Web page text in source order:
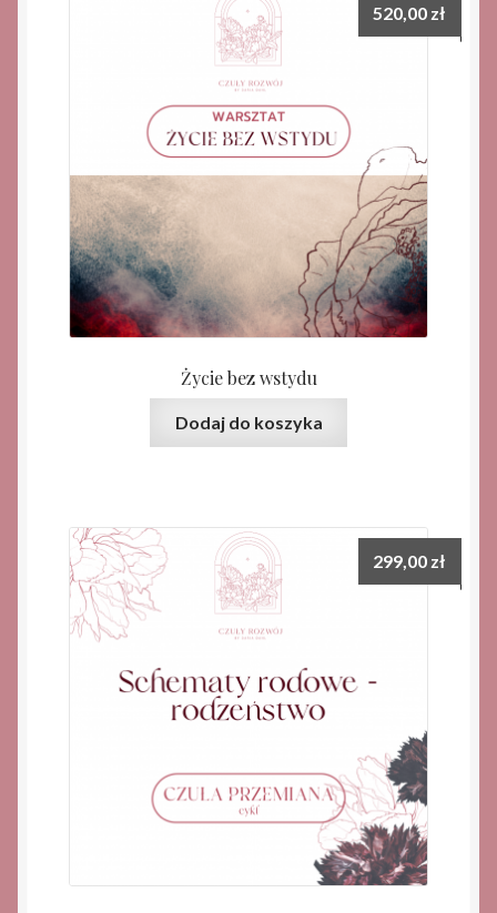
Życie bez wstydu
520,00 zł
Dodaj do koszyka
299,00 zł